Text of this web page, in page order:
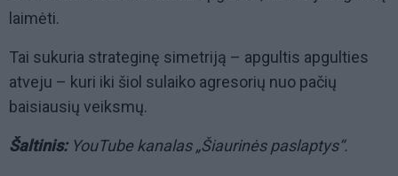
laimėti.
Tai sukuria strateginę simetriją – apgultis apgulties
atveju – kuri iki šiol sulaiko agresorių nuo pačių
baisiausių veiksmų.
Šaltinis: YouTube kanalas „Šiaurinės paslaptys“.